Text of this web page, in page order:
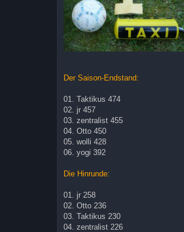
Der Saison-Endstand:
01. Taktikus 474
02. jr 457
03. zentralist 455
04. Otto 450
05. wolli 428
06. yogi 392
Die Hinrunde:
01. jr 258
02. Otto 236
03. Taktikus 230
04. zentralist 226